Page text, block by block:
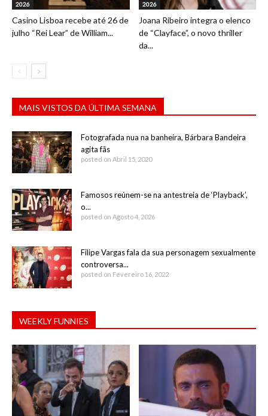
2026
Casino Lisboa recebe até 26 de
julho “Rei Lear” de William...
2026
Joana Ribeiro integra o elenco
de “Clayface”, o novo thriller
da...
MAIS VISTOS DA ÚLTIMA SEMANA
Fotografada nua na banheira, Bárbara Bandeira
agita fãs
posted on Abril 15, 2020
Famosos reúnem-se na antestreia de ‘Playback’,
o...
posted on Agosto 4, 2026
Filipe Vargas fala da sua personagem sexualmente
controversa...
posted on Fevereiro 16, 2022
WEEKLY FUNNIES